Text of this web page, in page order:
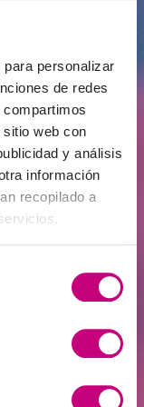
personalizar
de redes
web con
y análisis
información
recopilado a
de
se pueda